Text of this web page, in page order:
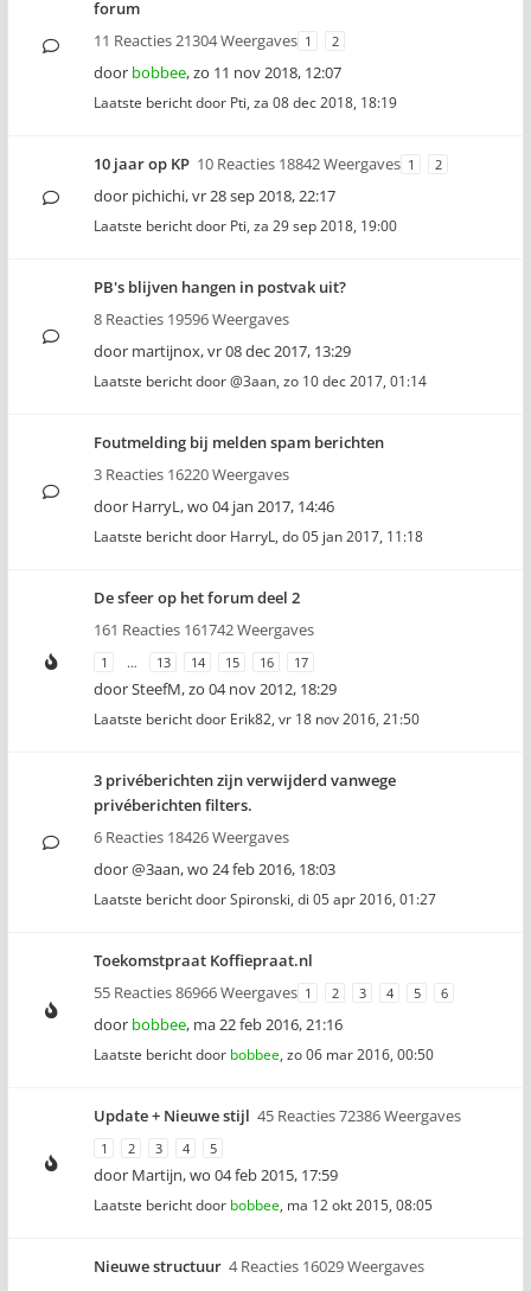
forum
11 Reacties 21304 Weergaves 1 2
door bobbee,zo 11 nov 2018, 12:07
Laatste bericht door Pti, za 08 dec 2018, 18:19
10 jaar op KP 10 Reacties 18842 Weergaves 1 2
door pichichi,vr 28 sep 2018, 22:17
Laatste bericht door Pti, za 29 sep 2018, 19:00
PB's blijven hangen in postvak uit?
8 Reacties 19596 Weergaves
door martijnox,vr 08 dec 2017, 13:29
Laatste bericht door@3aan, zo 10 dec 2017, 01:14
Foutmelding bij melden spam berichten
3 Reacties 16220 Weergaves
door HarryL,wo 04 jan 2017, 14:46
Laatste bericht door HarryL, do 05 jan 2017, 11:18
De sfeer op het forum deel 2
161 Reacties 161742 Weergaves
1 … 13 14 15 16 17
doorSteefM,zo 04 nov 2012, 18:29
Laatste bericht door Erik82, vr 18 nov 2016, 21:50
3 privéberichten zijn verwijderd vanwege
privéberichten filters.
6 Reacties 18426 Weergaves
door@3aan,wo 24 feb 2016, 18:03
Laatste bericht doorSpironski, di 05 apr 2016, 01:27
Toekomstpraat Koffiepraat.nl
55 Reacties 86966 Weergaves 1 2 3 4 5 6
door bobbee, ma 22 feb 2016, 21:16
Laatste bericht door bobbee, zo 06 mar 2016, 00:50
Update + Nieuwe stijl 45 Reacties 72386 Weergaves
1 2 3 4 5
door Martijn,wo 04 feb 2015, 17:59
Laatste bericht door bobbee, ma 12 okt 2015, 08:05
Nieuwe structuur 4 Reacties 16029 Weergaves